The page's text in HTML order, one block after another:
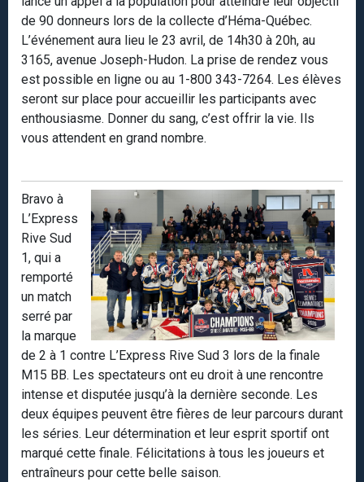
de 90 donneurs lors de la collecte d’Héma-Québec.
L’événement aura lieu le 23 avril, de 14h30 à 20h, au
3165, avenue Joseph-Hudon. La prise de rendez vous
est possible en ligne ou au 1-800 343-7264. Les élèves
seront sur place pour accueillir les participants avec
enthousiasme. Donner du sang, c’est offrir la vie. Ils
vous attendent en grand nombre.
Bravo à
L’Express
Rive Sud
1, qui a
remporté
un match
serré par
la marque
de 2 à 1 contre L’Express Rive Sud 3 lors de la finale
M15 BB. Les spectateurs ont eu droit à une rencontre
intense et disputée jusqu’à la dernière seconde. Les
deux équipes peuvent être fières de leur parcours durant
les séries. Leur détermination et leur esprit sportif ont
marqué cette finale. Félicitations à tous les joueurs et
entraîneurs pour cette belle saison.